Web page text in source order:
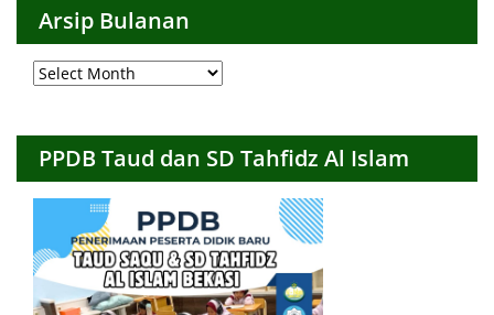
Arsip Bulanan
Arsip
Bulanan
PPDB Taud dan SD Tahfidz Al Islam